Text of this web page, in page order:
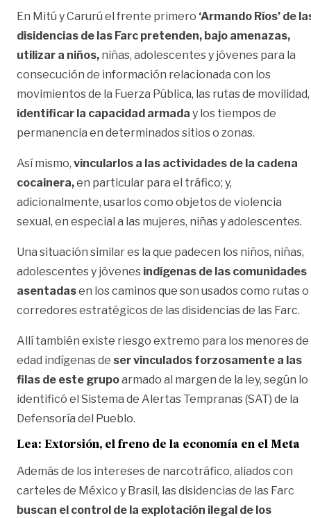
En Mitú y Carurú el frente primero ‘Armando Ríos’ de
disidencias de las Farc pretenden, bajo amenazas,
utilizar a niños, niñas, adolescentes y jóvenes para la
consecución de información relacionada con los
movimientos de la Fuerza Pública, las rutas de movilidad,
identificar la capacidad armada y los tiempos de
permanencia en determinados sitios o zonas.
Así mismo, vincularlos a las actividades de la cadena
cocainera,en particular para el tráfico; y,
adicionalmente, usarlos como objetos de violencia
sexual, en especial a las mujeres, niñas y adolescentes.
Una situación similar es la que padecen los niños, niñas,
adolescentes y jóvenes indígenas de las comunidades
asentadasen los caminos que son usados como rutas o
corredores estratégicos de las disidencias de las Farc.
Allí también existe riesgo extremo para los menores de
edad indígenas de ser vinculados forzosamente a las
filas de este grupoarmado al margen de la ley, según lo
identificó el Sistema de Alertas Tempranas (SAT) de la
Defensoría del Pueblo.
Lea: Extorsión, el freno de la economía en el Meta
Además de los intereses de narcotráfico, aliados con
carteles de México y Brasil, las disidencias de las Farc
buscan el control de la explotación ilegal de los